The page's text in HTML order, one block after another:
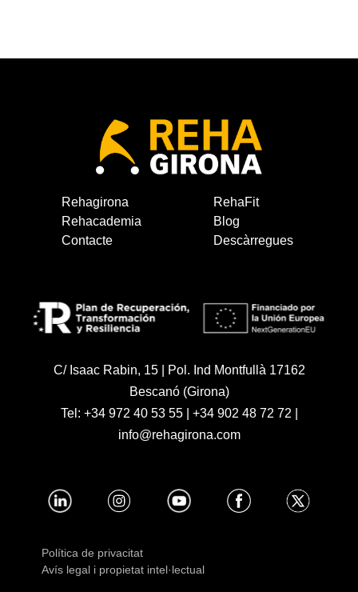
Rehagirona
RehaFit
Rehacademia
Blog
Contacte
Descàrregues
C/ Isaac Rabin, 15 | Pol. Ind Montfullà 17162
Bescanó (Girona)
Tel: +34 972 40 53 55| +34 902 48 72 72
info@rehagirona.com
Política de privacitat
Avís legal i propietat intel·lectual